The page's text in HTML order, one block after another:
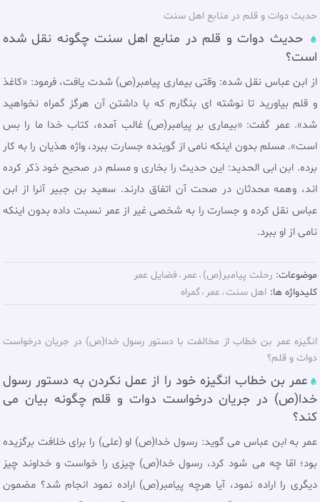
حدیث دوات و قلم در منابع اهل سنت
حدیث دوات و قلم در منابع اهل سنت چگونه نقل شده
است؟
از ابن عباس نقل شده: وقتی بیماری پیامبر(ص) شدت یافت، فرمود: «کاغذ
و قلم بیاورید تا نوشته ای بنگارم که با داشتن آن هرگز گمراه نخواهید
شد». عمر گفت: «بیماری بر پیامبر(ص) غالب آمده، کتاب خدا ما را بس
است». مسلم بدون اینکه نامی از گوینده جسارت ببرد، واژه هذیان را به کار
برده. ابن ابی الحدید: این حدیث را بخاری و مسلم در صحیح خود ذکر کرده
اند، وهمه محدثان در صحت آن اتفاق دارند. سعید بن جبیر آنرا از ابن
عباس نقل کرده و جسارت را به شخصی غیر از عمر نسبت داده بدون اینکه
نامی از او ببرد.
موضوعات: رحلت پيامبر(ص) عمر فضايل عمر
کلیدواژه ها: اهل سنت عمر گمراه
انگیزه عمر بن خطاب از مخالفت با دستور رسول خدا(ص) در جریان درخواست
دوات و قلم؟
عمر بن خطاب انگیزه خود را از عمل نکردن به دستور رسول
خدا(ص) در جریان درخواست دوات و قلم چگونه بیان می
کند؟
عمر به ابن عباس می گوید: رسول خدا(ص) او (علی) را برای خلافت برگزیده
بود؛ امّا چه می شود کرد، رسول خدا(ص) چیزی را خواست و خداوند چیز
دیگری را اراده نمود، آیا هرچه پیامبر(ص) اراده نمود انجام شد؟ مضمون